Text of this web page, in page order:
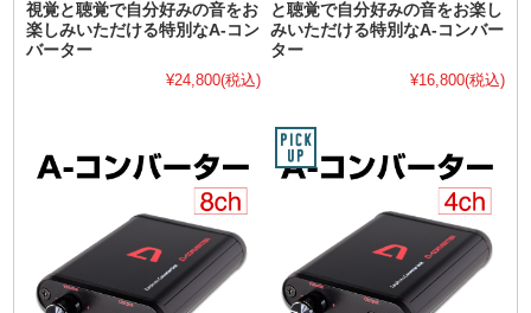
視覚と聴覚で自分好みの音をお
楽しみいただける特別なA-コン
バーター
¥24,800(税込)
と聴覚で自分好みの音をお楽し
みいただける特別なA-コンバー
ター
¥16,800(税込)